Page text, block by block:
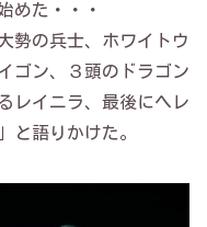
めた・・・
勢の兵士、ホワイトウ
ゴン、３頭のドラゴン
レイニラ、最後にヘレ
と語りかけた。